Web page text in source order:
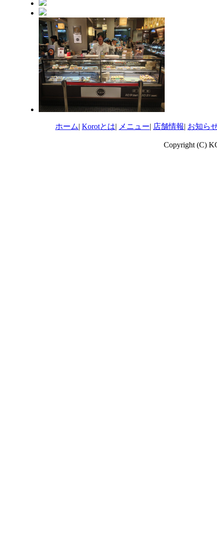
ホーム| Korotとは| メニュー| 店舗情報| お知ら
Copyright (C)